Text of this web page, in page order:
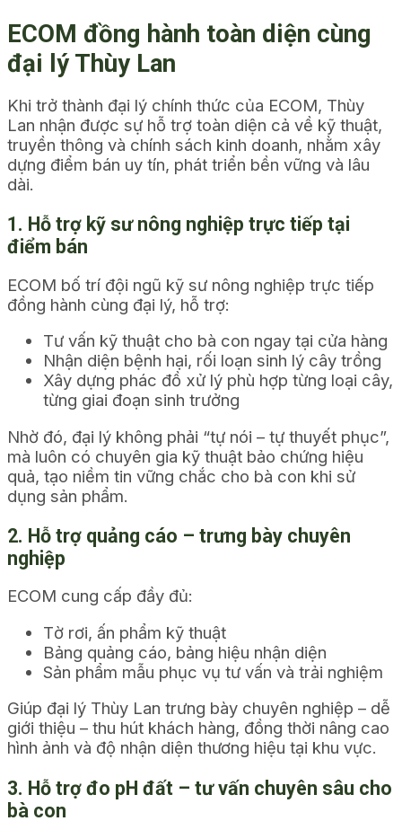
ECOM đồng hành toàn diện cùng
đại lý Thùy Lan
Khi trở thành đại lý chính thức của ECOM, Thùy
Lan nhận được sự hỗ trợ toàn diện cả về kỹ thuật,
truyền thông và chính sách kinh doanh, nhằm xây
dựng điểm bán uy tín, phát triển bền vững và lâu
dài.
1. Hỗ trợ kỹ sư nông nghiệp trực tiếp tại
điểm bán
ECOM bố trí đội ngũ kỹ sư nông nghiệp trực tiếp
đồng hành cùng đại lý, hỗ trợ:
Tư vấn kỹ thuật cho bà con ngay tại cửa hàng
Nhận diện bệnh hại, rối loạn sinh lý cây trồng
Xây dựng phác đồ xử lý phù hợp từng loại cây,
từng giai đoạn sinh trưởng
Nhờ đó, đại lý không phải “tự nói – tự thuyết phục”,
mà luôn có chuyên gia kỹ thuật bảo chứng hiệu
quả, tạo niềm tin vững chắc cho bà con khi sử
dụng sản phẩm.
2. Hỗ trợ quảng cáo – trưng bày chuyên
nghiệp
ECOM cung cấp đầy đủ:
Tờ rơi, ấn phẩm kỹ thuật
Bảng quảng cáo, bảng hiệu nhận diện
Sản phẩm mẫu phục vụ tư vấn và trải nghiệm
Giúp đại lý Thùy Lan trưng bày chuyên nghiệp – dễ
giới thiệu – thu hút khách hàng, đồng thời nâng cao
hình ảnh và độ nhận diện thương hiệu tại khu vực.
3. Hỗ trợ đo pH đất – tư vấn chuyên sâu cho
bà con